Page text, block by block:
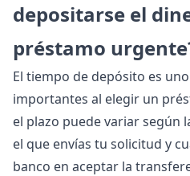
depositarse el
préstamo
El tiempo de depósito es
importantes al elegir un
el plazo puede variar según
el que envías tu solicitud y
banco en aceptar la